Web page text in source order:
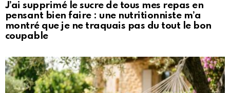
J’ai supprimé le sucre de tous mes repas en
pensant bien faire : une nutritionniste m’a
montré que je ne traquais pas du tout le bon
coupable